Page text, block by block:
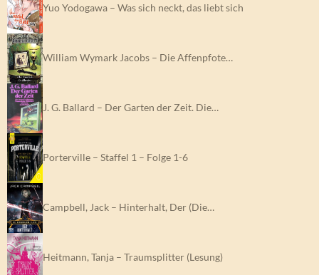
Yuo Yodogawa – Was sich neckt, das liebt sich
William Wymark Jacobs – Die Affenpfote…
J. G. Ballard – Der Garten der Zeit. Die…
Porterville – Staffel 1 – Folge 1-6
Campbell, Jack – Hinterhalt, Der (Die…
Heitmann, Tanja – Traumsplitter (Lesung)